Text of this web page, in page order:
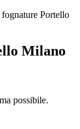
Milano
possibile.